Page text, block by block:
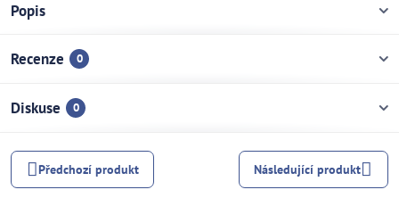
Popis
Recenze 0
Diskuse 0
Předchozí produkt Následující produkt